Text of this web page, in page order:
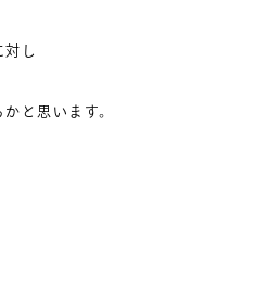
対し
と思います。